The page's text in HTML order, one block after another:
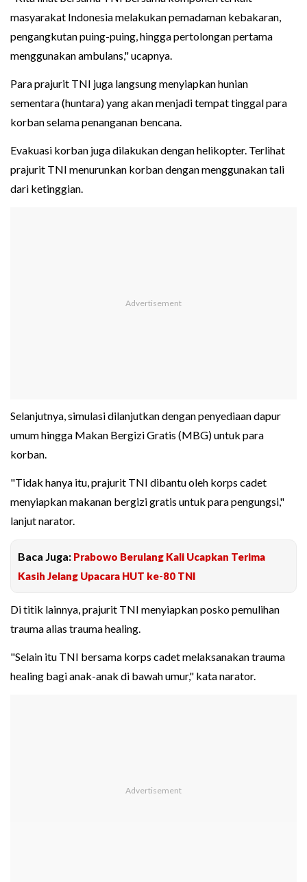
masyarakat Indonesia melakukan pemadaman kebakaran,
pengangkutan puing-puing, hingga pertolongan pertama
menggunakan ambulans," ucapnya.
Para prajurit TNI juga langsung menyiapkan hunian
sementara (huntara) yang akan menjadi tempat tinggal para
korban selama penanganan bencana.
Evakuasi korban juga dilakukan dengan helikopter. Terlihat
prajurit TNI menurunkan korban dengan menggunakan tali
dari ketinggian.
Selanjutnya, simulasi dilanjutkan dengan penyediaan dapur
umum hingga Makan Bergizi Gratis (MBG) untuk para
korban.
"Tidak hanya itu, prajurit TNI dibantu oleh korps cadet
menyiapkan makanan bergizi gratis untuk para pengungsi,"
lanjut narator.
Baca Juga: Prabowo Berulang Kali Ucapkan Terima
Kasih Jelang Upacara HUT ke-80 TNI
Di titik lainnya, prajurit TNI menyiapkan posko pemulihan
trauma alias trauma healing.
"Selain itu TNI bersama korps cadet melaksanakan trauma
healing bagi anak-anak di bawah umur," kata narator.